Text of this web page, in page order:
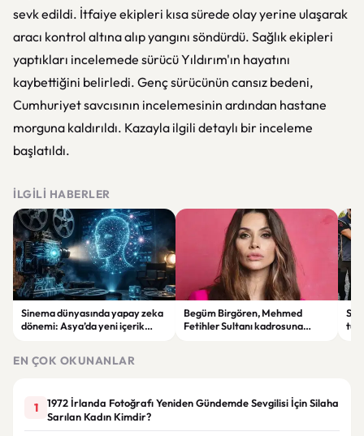
sevk edildi. İtfaiye ekipleri kısa sürede olay yerine ulaşarak
aracı kontrol altına alıp yangını söndürdü. Sağlık ekipleri
yaptıkları incelemede sürücü Yıldırım'ın hayatını
kaybettiğini belirledi. Genç sürücünün cansız bedeni,
Cumhuriyet savcısının incelemesinin ardından hastane
morguna kaldırıldı. Kazayla ilgili detaylı bir inceleme
başlatıldı.
İLGILI HABERLER
Sinema dünyasında yapay zeka
dönemi: Asya’da yeni içerik
Begüm Birgören, Mehmed
Fetihler Sultanı kadrosuna
EN ÇOK OKUNANLAR
1
1972 İrlanda Fotoğrafı Yeniden Gündemde Sevgilisi İçin Silaha
Sarılan Kadın Kimdir?